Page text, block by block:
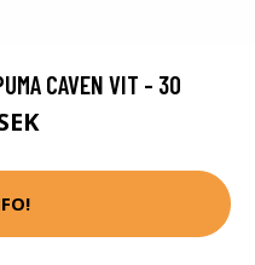
CAVEN VIT - 30